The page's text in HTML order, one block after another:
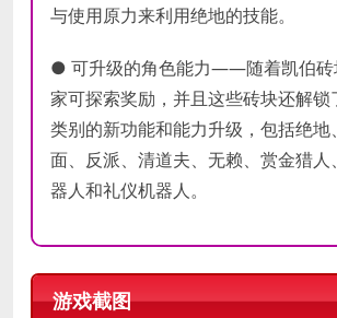
与使用原力来利用绝地的技能。
● 可升级的角色能力——随着凯伯砖
家可探索奖励，并且这些砖块还解锁
类别的新功能和能力升级，包括绝地
面、反派、清道夫、无赖、赏金猎人
器人和礼仪机器人。
游戏截图